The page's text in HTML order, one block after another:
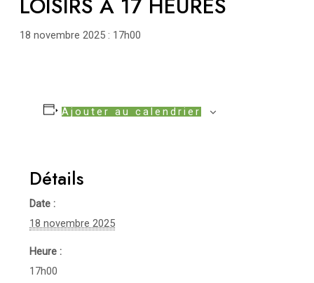
LOISIRS A 17 HEURES
18 novembre 2025 : 17h00
Ajouter au calendrier
Détails
Date :
18 novembre 2025
Heure :
17h00